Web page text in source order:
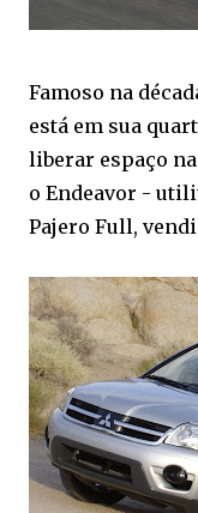
Famoso na
está em sua
liberar espaço
o Endeavor -
Pajero Full,